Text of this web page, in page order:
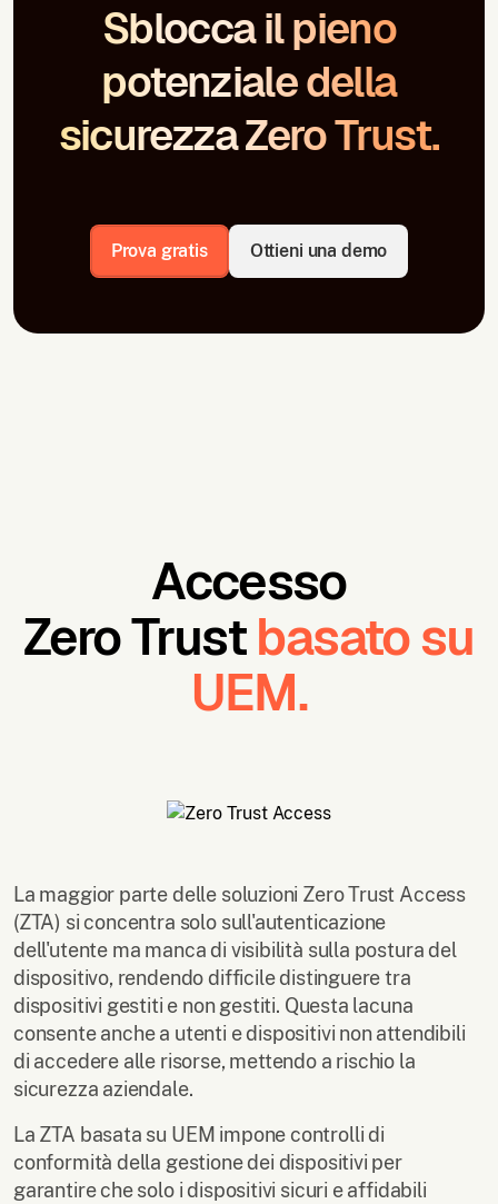
Sblocca il pieno
potenziale della
sicurezza Zero Trust.
Prova gratis Ottieni una demo
Accesso
Zero Trustbasato su
UEM.
La maggior parte delle soluzioni Zero Trust Access
(ZTA) si concentra solo sull'autenticazione
dell'utente ma manca di visibilità sulla postura del
dispositivo, rendendo difficile distinguere tra
dispositivi gestiti e non gestiti. Questa lacuna
consente anche a utenti e dispositivi non attendibili
di accedere alle risorse, mettendo a rischio la
sicurezza aziendale.
La ZTA basata su UEM impone controlli di
conformità della gestione dei dispositivi per
garantire che solo i dispositivi sicuri e affidabili